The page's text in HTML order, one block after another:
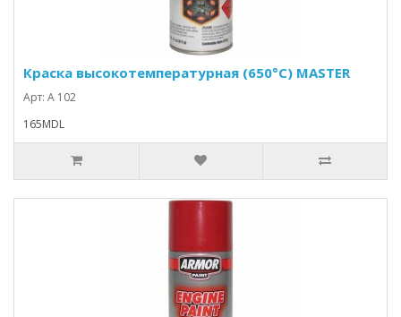
Краска высокотемпературная (650°С) MASTER
Арт: A 102
165MDL